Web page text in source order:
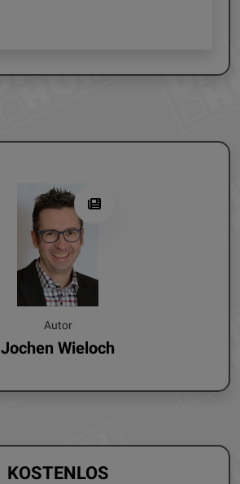
Autor
Jochen Wieloch
KOSTENLOS